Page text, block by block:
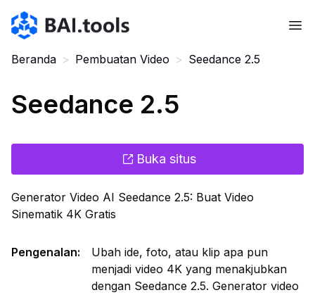
Bai.tools
Beranda > Pembuatan Video > Seedance 2.5
Seedance 2.5
Buka situs
Generator Video AI Seedance 2.5: Buat Video
Sinematik 4K Gratis
Pengenalan:
Ubah ide, foto, atau klip apa pun
menjadi video 4K yang menakjubkan
dengan Seedance 2.5. Generator video